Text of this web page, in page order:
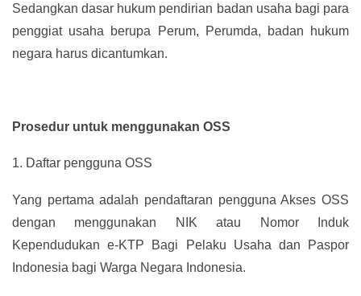
Sedangkan dasar hukum pendirian badan usaha bagi para
penggiat usaha berupa Perum, Perumda, badan hukum
negara harus dicantumkan.
Prosedur untuk menggunakan OSS
1. Daftar pengguna OSS
Yang pertama adalah pendaftaran pengguna Akses OSS
dengan menggunakan NIK atau Nomor Induk
Kependudukan e-KTP Bagi Pelaku Usaha dan Paspor
Indonesia bagi Warga Negara Indonesia.